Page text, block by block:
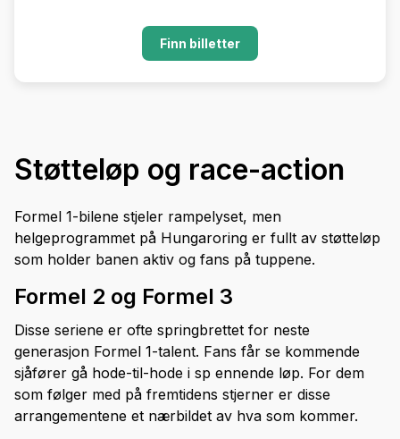
Finn billetter
Støtteløp og race-action
Formel 1-bilene stjeler rampelyset, men
helgeprogrammet på Hungaroring er fullt av støtteløp
som holder banen aktiv og fans på tuppene.
Formel 2 og Formel 3
Disse seriene er ofte springbrettet for neste
generasjon Formel 1-talent. Fans får se kommende
sjåfører gå hode-til-hode i sp ennende løp. For dem
som følger med på fremtidens stjerner er disse
arrangementene et nærbildet av hva som kommer.